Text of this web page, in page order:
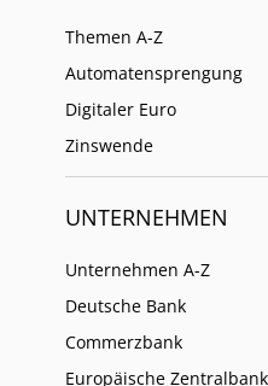
Themen A-Z
Automatensprengung
Digitaler Euro
Zinswende
UNTERNEHMEN
Unternehmen A-Z
Deutsche Bank
Commerzbank
Europäische Zentralbank